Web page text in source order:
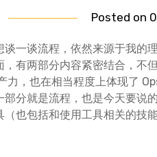
Posted on
一谈流程，依然来源于我的理
，有两部分内容紧密结合，不
力，也在相当程度上体现了
分就是流程，也是今天要说的
（也包括和使用工具相关的技